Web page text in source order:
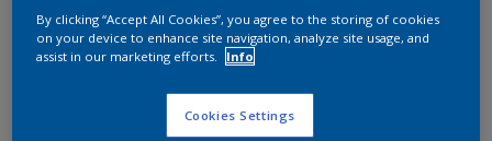
Produkte in diesem Farbton finden
LOS GEHTS
By clicking “Accept All Cookies”, you agree to the storing of cookies
on your device to enhance site navigation, analyze site usage, and
assist in our marketing efforts.
Info
Cookies Settings